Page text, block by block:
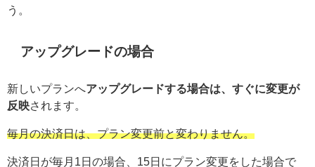
う。
アップグレードの場合
新しいプランへアップグレードする場合は、すぐに変更が
反映されます。
毎月の決済日は、プラン変更前と変わりません。
決済日が毎月1日の場合、15日にプラン変更をした場合で